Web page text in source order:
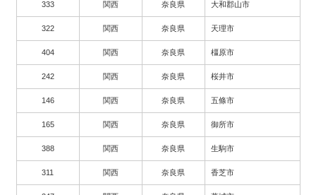
333 関西 奈良県 大和郡山市
322 関西 奈良県 天理市
404 関西 奈良県 橿原市
242 関西 奈良県 桜井市
146 関西 奈良県 五條市
165 関西 奈良県 御所市
388 関西 奈良県 生駒市
311 関西 奈良県 香芝市